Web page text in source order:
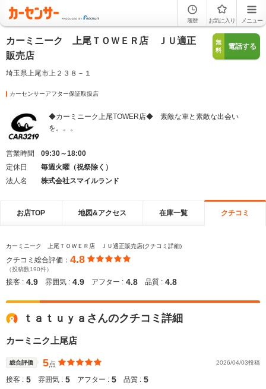
履歴 お気に入り メニュー
カーミニーク 上尾ＴＯＷＥＲ店 ＪＵ適正
販売店
埼玉県上尾市上２３８－１
無
料
電話する
カーセンサーアフター保証取扱店
◆カーミニーク上尾TOWER店◆ 素敵な車と素敵な出会い
を。。。
営業時間
09:30～18:00
定休日
毎週火曜（祝祭除く）
法人名
株式会社スマイルランド
お店TOP 地図&アクセス 在庫一覧 クチコミ
カーミニーク 上尾ＴＯＷＥＲ店 ＪＵ適正販売店(クチコミ詳細)
クチコミ総合評価： 4.8
（投稿数190件）
接客 : 4.9 雰囲気 : 4.9 アフター : 4.8 品質 : 4.8
ｔａｔｕｙａさんのクチコミ詳細
カーミニク上尾店
総合評価 5点 2026/04/03投稿
接客 : 5 雰囲気 : 5 アフター : 5 品質 : 5